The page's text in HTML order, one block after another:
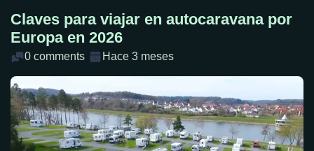
Claves para viajar en autocaravana por
Europa en 2026
0 comments Hace 3 meses